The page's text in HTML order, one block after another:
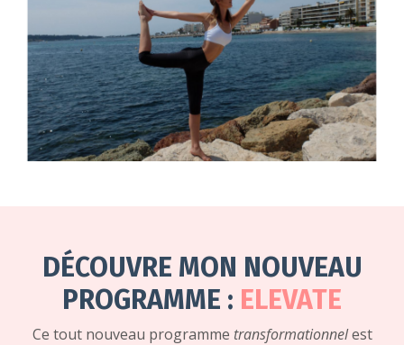
DÉCOUVRE MON NOUVEAU
PROGRAMME : ELEVATE
Ce tout nouveau programme transformationnelest